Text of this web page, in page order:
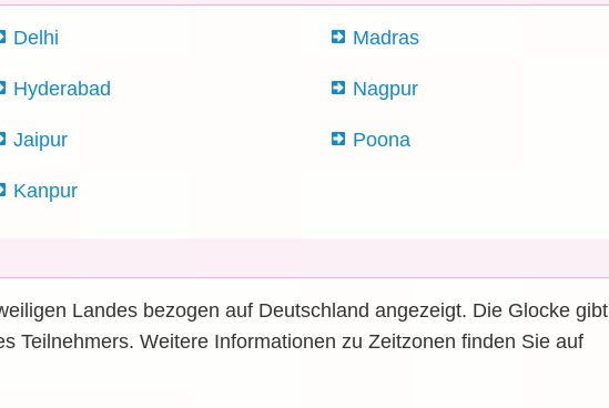
Delhi
Hyderabad
Jaipur
Kanpur
Madras
Nagpur
Poona
Landes bezogen auf Deutschland angezeigt. Die Glocke gibt
Teilnehmers. Weitere Informationen zu Zeitzonen finden Sie auf